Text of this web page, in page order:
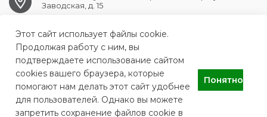
Заводская, д. 15
UFA.RSP@doctorrb.ru
АУЗ Республиканская стоматологическая поликлиника
Этот сайт использует файлы cookie.
Продолжая работу с ним, вы
подтверждаете использование сайтом
cookies вашего браузера, которые
помогают нам делать этот сайт удобнее
для пользователей. Однако вы можете
запретить сохранение файлов cookie в
Понятно